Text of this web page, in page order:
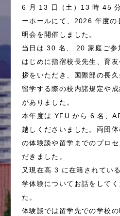
6 月 13 日（土）13 時 45
ーホールにて、2026 年度の
明会を開催しました。
当日は 30 名、 20 家庭ご参
はじめに指宿校長先生、育
拶をいただき、国際部の長久
留学する際の校内諸規定や
がありました。
本年度は YFU から 6 名、
越しくださいました。両団
の体験談や留学までのプロ
だきました。
又現在高 3 に在籍されてい
学体験についてお話をしてく
た。
体験談では留学先での学校